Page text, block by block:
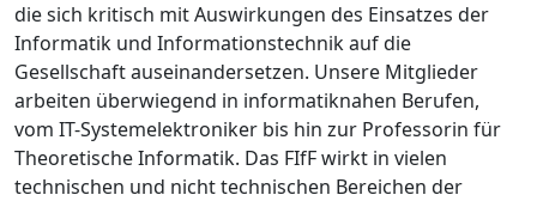
die sich kritisch mit Auswirkungen des Einsatzes der
Informatik und Informationstechnik auf die
Gesellschaft auseinandersetzen. Unsere Mitglieder
arbeiten überwiegend in informatiknahen Berufen,
vom IT-Systemelektroniker bis hin zur Professorin für
Theoretische Informatik. Das FIfF wirkt in vielen
technischen und nicht technischen Bereichen der